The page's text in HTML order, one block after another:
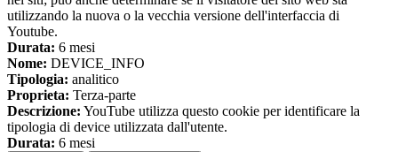
utilizzando la nuova o la vecchia versione dell'interfaccia di
Youtube.
Durata: 6 mesi
Nome: DEVICE_INFO
Tipologia: analitico
Proprieta: Terza-parte
Descrizione: YouTube utilizza questo cookie per identificare la
tipologia di device utilizzata dall'utente.
Durata: 6 mesi